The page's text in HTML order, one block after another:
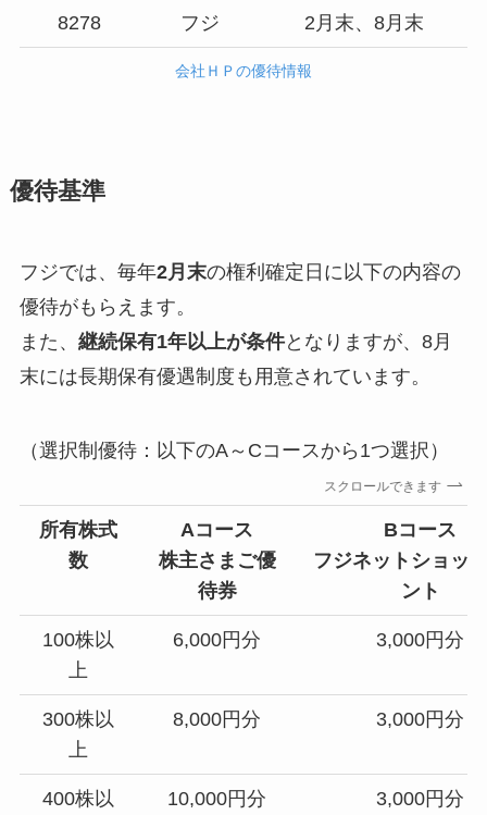
8278 フジ 2月末、8月末
会社ＨＰの優待情報
優待基準
フジでは、毎年2月末の権利確定日に以下の内容の
優待がもらえます。
また、 継続保有1年以上が条件となりますが、8月
末には長期保有優遇制度も用意されています。
（選択制優待：以下のA～Cコースから1つ選択）
スクロールできます
所有株式
数
Aコース
株主さまご優
待券
Bコース
フジネットショッ
ント
100株以
上
6,000円分 3,000円分
300株以
上
8,000円分 3,000円分
400株以
10,000円分 3,000円分